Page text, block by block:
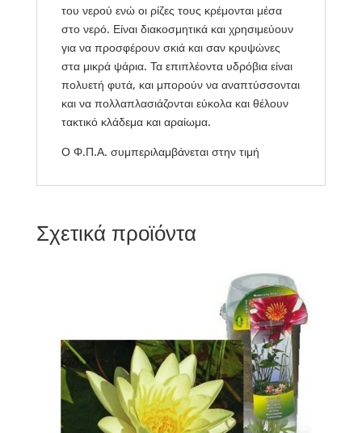
του νερού ενώ οι ρίζες τους κρέμονται μέσα
στο νερό. Είναι διακοσμητικά και χρησιμεύουν
για να προσφέρουν σκιά και σαν κρυψώνες
στα μικρά ψάρια. Τα επιπλέοντα υδρόβια είναι
πολυετή φυτά, και μπορούν να αναπτύσσονται
και να πολλαπλασιάζονται εύκολα και θέλουν
τακτικό κλάδεμα και αραίωμα.
Ο Φ.Π.Α. συμπεριλαμβάνεται στην τιμή
Σχετικά προϊόντα